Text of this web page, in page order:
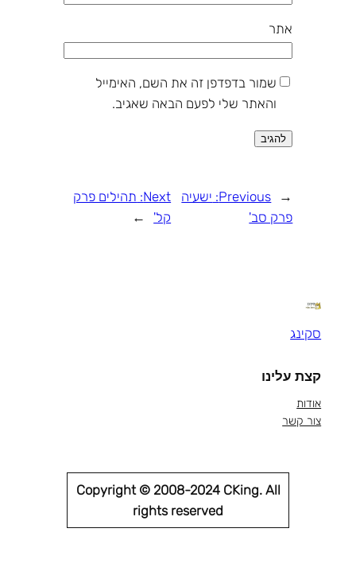
אתר
שמור בדפדפן זה את השם, האימייל
והאתר שלי לפעם הבאה שאגיב.
←
Previous: ישעיה
פרק סב'
Next: תהילים פרק
קל'
→
סקינג
קצת עלינו
אודות
צור קשר
Copyright © 2008-2024 CKing. All
rights reserved